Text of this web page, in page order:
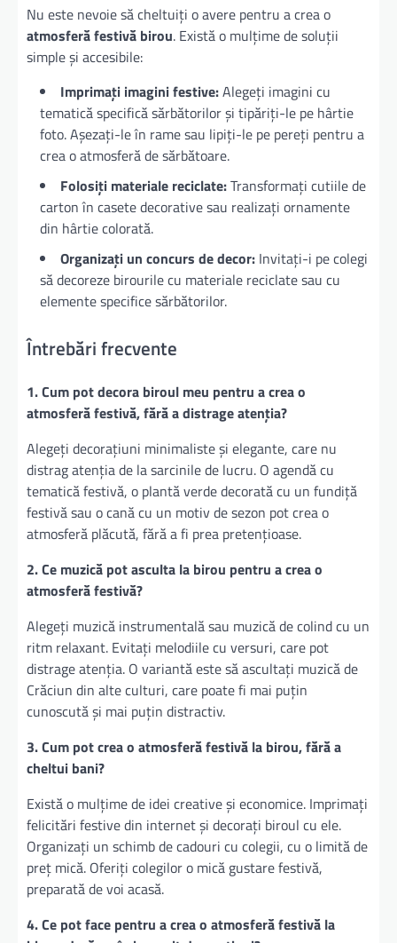
Nu este nevoie să cheltuiți o avere pentru a crea o
atmosferă festivă birou. Există o mulțime de soluții
simple și accesibile:
Imprimați imagini festive:Alegeți imagini cu
tematică specifică sărbătorilor și tipăriți-le pe hârtie
foto. Așezați-le în rame sau lipiți-le pe pereți pentru a
crea o atmosferă de sărbătoare.
Folosiți materiale reciclate:Transformați cutiile de
carton în casete decorative sau realizați ornamente
din hârtie colorată.
Organizați un concurs de decor: Invitați-i pe colegi
să decoreze birourile cu materiale reciclate sau cu
elemente specifice sărbătorilor.
Întrebări frecvente
1. Cum pot decora biroul meu pentru a crea o
atmosferă festivă, fără a distrage atenția?
Alegeți decorațiuni minimaliste și elegante, care nu
distrag atenția de la sarcinile de lucru. O agendă cu
tematică festivă, o plantă verde decorată cu un fundiță
festivă sau o cană cu un motiv de sezon pot crea o
atmosferă plăcută, fără a fi prea pretențioase.
2. Ce muzică pot asculta la birou pentru a crea o
atmosferă festivă?
Alegeți muzică instrumentală sau muzică de colind cu un
ritm relaxant. Evitați melodiile cu versuri, care pot
distrage atenția. O variantă este să ascultați muzică de
Crăciun din alte culturi, care poate fi mai puțin
cunoscută și mai puțin distractiv.
3. Cum pot crea o atmosferă festivă la birou, fără a
cheltui bani?
Există o mulțime de idei creative și economice. Imprimați
felicitări festive din internet și decorați biroul cu ele.
Organizați un schimb de cadouri cu colegii, cu o limită de
preț mică. Oferiți colegilor o mică gustare festivă,
preparată de voi acasă.
4. Ce pot face pentru a crea o atmosferă festivă la